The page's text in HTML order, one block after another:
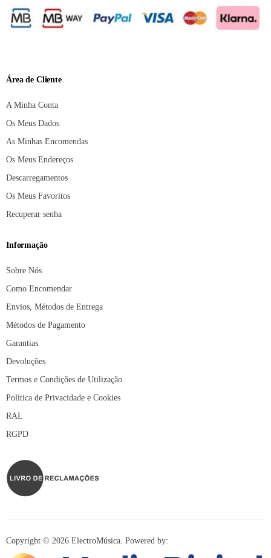
Área de Cliente
A Minha Conta
Os Meus Dados
As Minhas Encomendas
Os Meus Endereços
Descarregamentos
Os Meus Favoritos
Recuperar senha
Informação
Sobre Nós
Como Encomendar
Envios, Métodos de Entrega
Métodos de Pagamento
Garantias
Devoluções
Termos e Condições de Utilização
Política de Privacidade e Cookies
RAL
RGPD
Copyright © 2026 ElectroMúsica. Powered by: